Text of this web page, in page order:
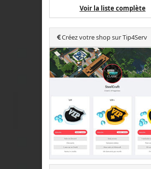
Voir la liste complète
Créez votre shop sur Tip4Serv